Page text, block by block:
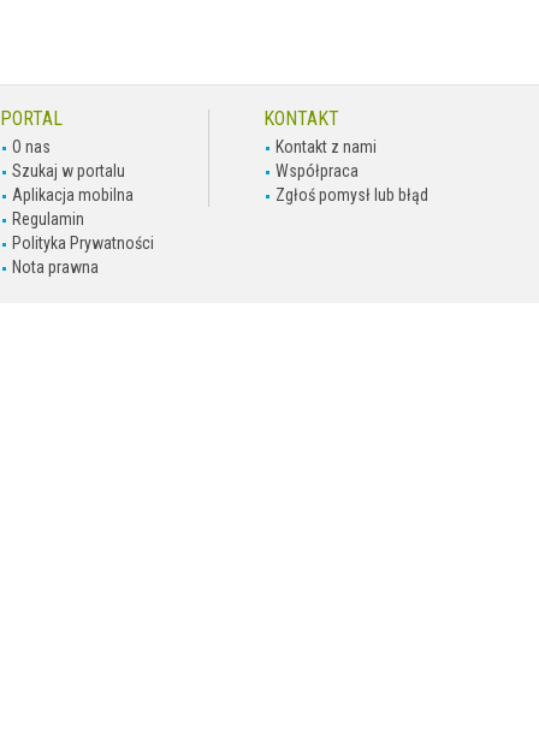
PORTAL
O nas
Szukaj w portalu
Aplikacja mobilna
Regulamin
Polityka Prywatności
Nota prawna
KONTAKT
Kontakt z nami
Współpraca
Zgłoś pomysł lub błąd